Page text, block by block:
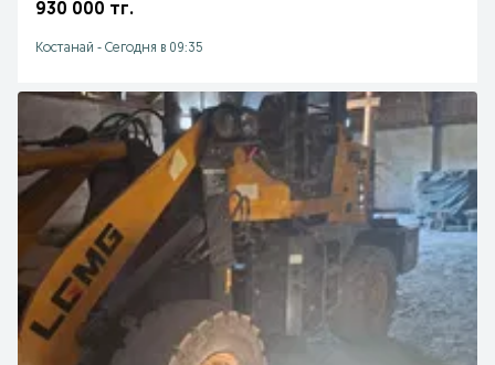
930 000 тг.
Костанай - Сегодня в 09:35